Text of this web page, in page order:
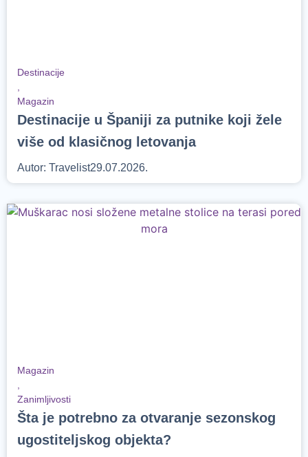
Destinacije
,
Magazin
Destinacije u Španiji za putnike koji žele
više od klasičnog letovanja
Autor: Travelist29.07.2026.
Magazin
,
Zanimljivosti
Šta je potrebno za otvaranje sezonskog
ugostiteljskog objekta?